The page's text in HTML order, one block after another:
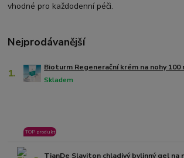
vhodné pro každodenní péči.
Nejprodávanější
1. Bioturm Regenerační krém na nohy 100
Skladem
TOP produkt
TianDe Slaviton chladivý bylinný gel na